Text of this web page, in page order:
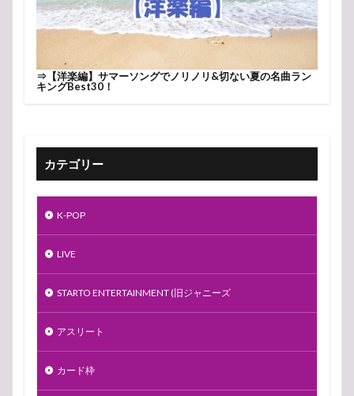
⇒ 【洋楽編】サマーソングでノリノリ&切ない夏の名曲ラン
キングBest30！
カテゴリー
K-POP
LIVE
STARTO ENTERTAINMENT (旧ジャニーズ
アスリート
カード枠